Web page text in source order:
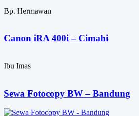
Bp. Hermawan
Canon iRA 400i – Cimahi
Ibu Imas
Sewa Fotocopy BW – Bandung